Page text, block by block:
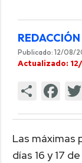
REDACCIÓN
Publicado: 12/08/
Actualizado:
Las máximas
días 16 y 17